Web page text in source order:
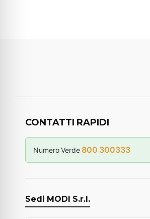
CONTATTI RAPIDI
Numero Verde 800 300333
Sedi MODI S.r.l.